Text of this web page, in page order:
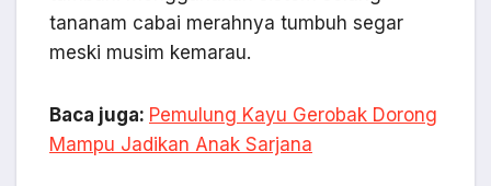
tananam cabai merahnya tumbuh segar
meski musim kemarau.
Baca juga: Pemulung Kayu Gerobak Dorong
Mampu Jadikan Anak Sarjana